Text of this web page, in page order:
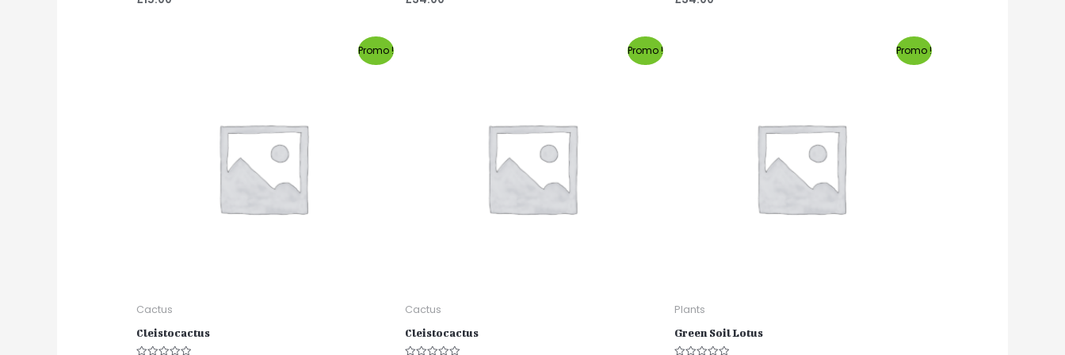
0
0
0
Promo !
Cactus
Cleistocactus
Promo !
Cactus
Cleistocactus
Promo !
Plants
Green Soil Lotus